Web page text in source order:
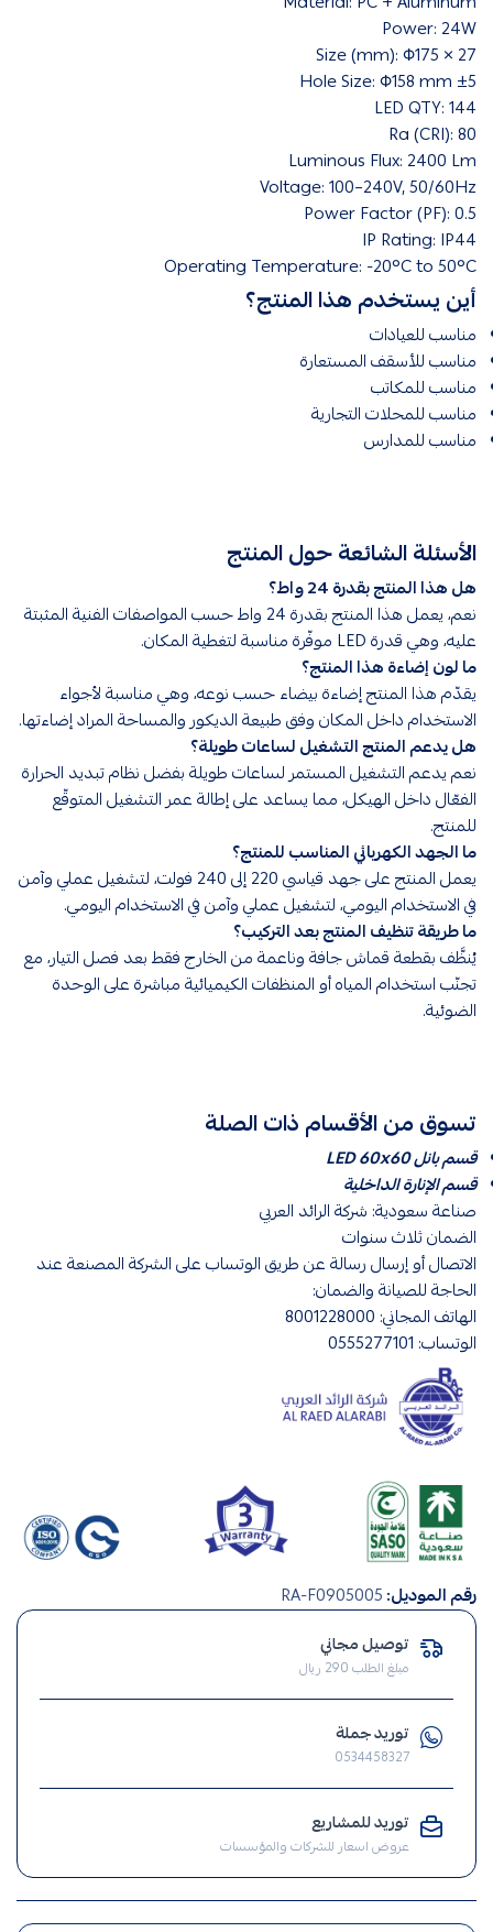
Power: 24W
Size (mm): Φ175 × 27
Hole Size: Φ158 mm ±5
LED QTY: 144
Ra (CRI): 80
Luminous Flux: 2400 Lm
Voltage: 100–240V, 50/60Hz
Power Factor (PF): 0.5
IP Rating: IP44
Operating Temperature: -20°C to 50°C
أين يستخدم هذا المنتج؟
مناسب للعيادات
مناسب للأسقف المستعارة
مناسب للمكاتب
مناسب للمحلات التجارية
مناسب للمدارس
الأسئلة الشائعة حول المنتج
هل هذا المنتج بقدرة 24 واط؟
نعم، يعمل هذا المنتج بقدرة 24 واط حسب المواصفات الفنية المثبتة
عليه، وهي قدرة LED موفّرة مناسبة لتغطية المكان.
ما لون إضاءة هذا المنتج؟
يقدّم هذا المنتج إضاءة بيضاء حسب نوعه، وهي مناسبة لأجواء
الاستخدام داخل المكان وفق طبيعة الديكور والمساحة المراد إضاءتها.
هل يدعم المنتج التشغيل لساعات طويلة؟
نعم يدعم التشغيل المستمر لساعات طويلة بفضل نظام تبديد الحرارة
الفعّال داخل الهيكل، مما يساعد على إطالة عمر التشغيل المتوقّع
للمنتج.
ما الجهد الكهربائي المناسب للمنتج؟
يعمل المنتج على جهد قياسي 220 إلى 240 فولت، لتشغيل عملي وآمن
في الاستخدام اليومي، لتشغيل عملي وآمن في الاستخدام اليومي.
ما طريقة تنظيف المنتج بعد التركيب؟
يُنظَّف بقطعة قماش جافة وناعمة من الخارج فقط بعد فصل التيار، مع
تجنّب استخدام المياه أو المنظفات الكيميائية مباشرة على الوحدة
الضوئية.
تسوق من الأقسام ذات الصلة
قسم بانل LED 60x60
قسم الإنارة الداخلية
صناعة سعودية: شركة الرائد العربي
الضمان ثلاث سنوات
الاتصال أو إرسال رسالة عن طريق الوتساب على الشركة المصنعة عند
الحاجة للصيانة والضمان:
الهاتف المجاني: 8001228000
الوتساب: 0555277101
رقم الموديل:RA-F0905005
توصيل مجاني
مبلغ الطلب 290 ريال
توريد جملة
0534458327
توريد للمشاريع
عروض اسعار للشركات والمؤسسات